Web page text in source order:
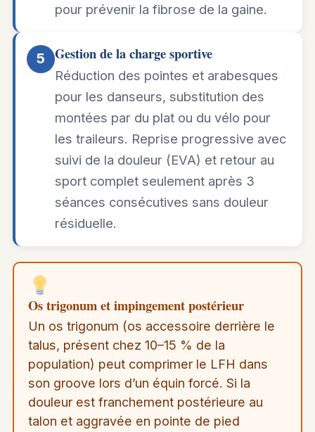
pour prévenir la fibrose de la gaine.
5 Gestion de la charge sportive
Réduction des pointes et arabesques
pour les danseurs, substitution des
montées par du plat ou du vélo pour
les traileurs. Reprise progressive avec
suivi de la douleur (EVA) et retour au
sport complet seulement après 3
séances consécutives sans douleur
résiduelle.
Os trigonum et impingement postérieur
Un os trigonum (os accessoire derrière le
talus, présent chez 10–15 % de la
population) peut comprimer le LFH dans
son groove lors d’un équin forcé. Si la
douleur est franchement postérieure au
talon et aggravée en pointe de pied